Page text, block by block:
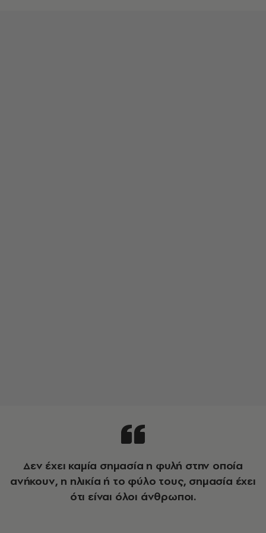
Δεν έχει καμία σημασία η φυλή στην οποία
ανήκουν, η ηλικία ή το φύλο τους, σημασία έχει
ότι είναι όλοι άνθρωποι.